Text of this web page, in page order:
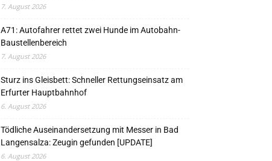
7. August 2026
A71: Autofahrer rettet zwei Hunde im Autobahn-
Baustellenbereich
7. August 2026
Sturz ins Gleisbett: Schneller Rettungseinsatz am
Erfurter Hauptbahnhof
6. August 2026
Tödliche Auseinandersetzung mit Messer in Bad
Langensalza: Zeugin gefunden [UPDATE]
6. August 2026